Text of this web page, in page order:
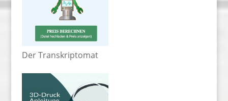
Der Transkriptomat